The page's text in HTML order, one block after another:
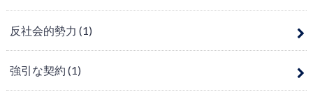
反社会的勢力 (1)
強引な契約 (1)